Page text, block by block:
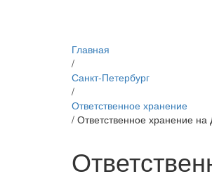
Главная
/
Санкт-Петербург
/
Ответственное хранение
/ Ответственное хранение на